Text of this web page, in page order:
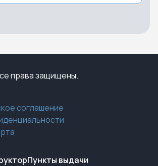
права защищены.
соглашение
Пункты выдачи